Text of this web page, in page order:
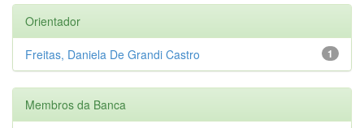
Orientador
1
Freitas, Daniela De Grandi Castro
Membros da Banca